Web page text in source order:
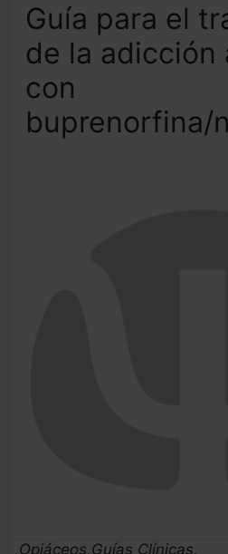
Guía para el
de la adicción
con
buprenorfina/
,Opiáceos,Guías Clínicas,